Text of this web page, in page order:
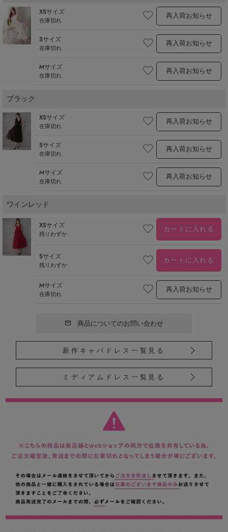
XSサイズ
在庫切れ 再入荷お知らせ
Sサイズ
在庫切れ 再入荷お知らせ
Mサイズ
在庫切れ 再入荷お知らせ
ブラック
XSサイズ
在庫切れ 再入荷お知らせ
Sサイズ
在庫切れ 再入荷お知らせ
Mサイズ
在庫切れ 再入荷お知らせ
ワインレッド
XSサイズ
残りわずか カートに入れる
Sサイズ
残りわずか カートに入れる
Mサイズ
在庫切れ 再入荷お知らせ
商品についてのお問い合わせ
新作キャバドレス一覧見る
ミディアムドレス一覧見る